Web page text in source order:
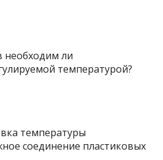
необходим ли
температурой?
температуры
соединение пластиковых